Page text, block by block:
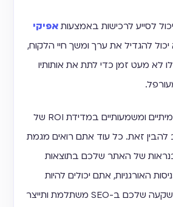
יכול לסייע לרכישות באמצעות אפיקי
יכול להגדיל את ערך ומשך חיי הלקוח,
לא מעט זמן כדי לתת את אותותיו
לכן ישנם אתגרים אמיתיים ומשמעותיים במדידת ROI של
להבין זאת. כל עוד אתם רואים מגמת
של האתר שלכם בתוצאות
האורגניות, אתם יכולים להיות
רגועים ולדעת שההשקעה שלכם ב-SEO משתלמת ותייצר